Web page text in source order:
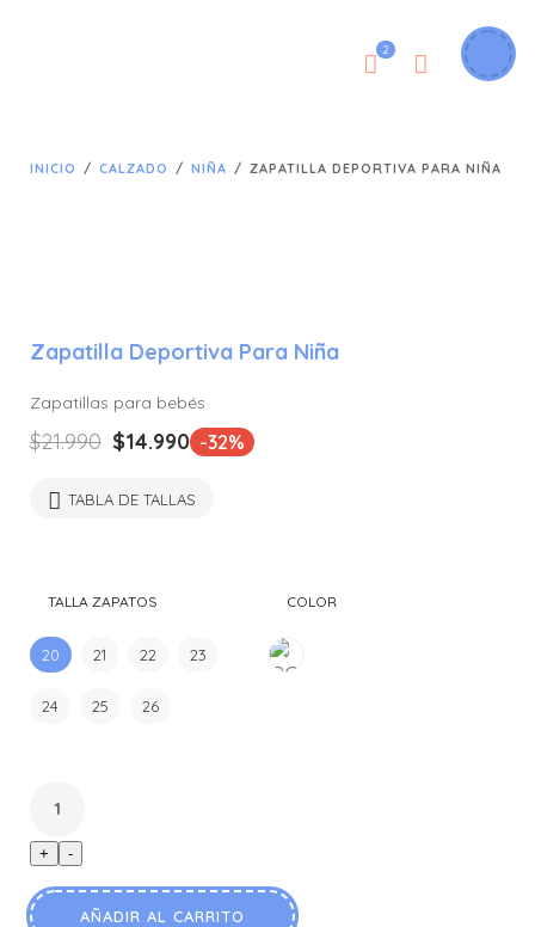
2
INICIO / CALZADO / NIÑA / ZAPATILLA DEPORTIVA PARA NIÑA
Zapatilla Deportiva Para Niña
Zapatillas para bebés
$21.990 El
original
$14.990El
actual
-32%
TABLA DE TALLAS
TALLA ZAPATOS
20 21 22 23
24 25 26
COLOR
+ -
AÑADIR AL CARRITO